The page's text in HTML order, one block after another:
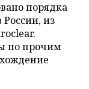
порядка
России, из
по прочим